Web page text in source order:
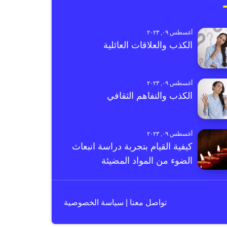
أغسطس ٠٩, ٢٠٢٣
الكذب والعلاقات العائلية
أغسطس ٠٩, ٢٠٢٣
الكذب والتفاهم الثقافي
أغسطس ٠٩, ٢٠٢٣
كيفية القيام بتجربة دراسة انبعاث
الضوء من المواد المضيئة
تواصل معنا سياسة الخصوصية